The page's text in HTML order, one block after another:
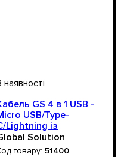
GS 4 в 1 USB -
USB/Type-
Lightning із
для
6A 1.2м
Solution
51400